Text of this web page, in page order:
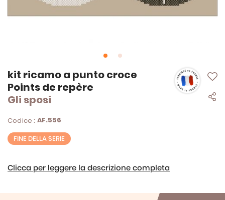
kit ricamo a punto croce
Points de repère
Gli sposi
Codice : AF.556
FINE DELLA SERIE
Clicca per leggere la descrizione completa
Vai
all'inizio
della
galleria
immagini